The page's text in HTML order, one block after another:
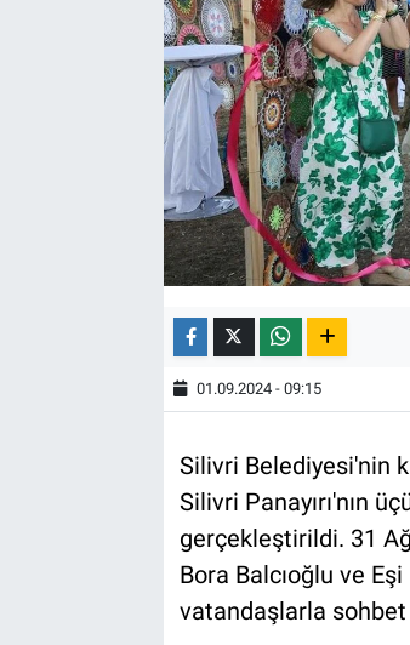
01.09.2024 - 09:15
Silivri Belediyesi'nin
Silivri Panayırı'nın
gerçekleştirildi. 31
Bora Balcıoğlu ve
vatandaşlarla